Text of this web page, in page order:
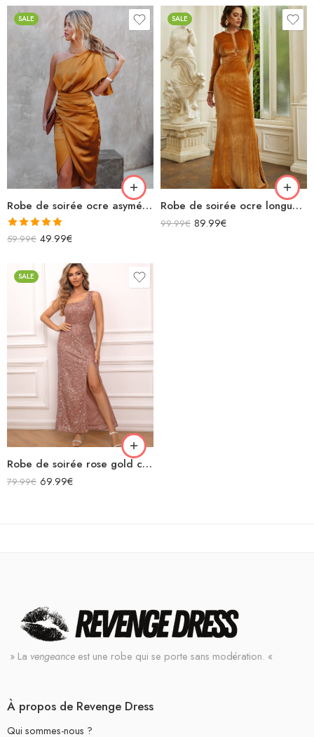
SALE
Robe de soirée ocre asymétrique en satin
Note5.00
59.99€ 49.99€
SALE
Robe de soirée ocre longue en velours manches longues
99.99€ 89.99€
SALE
Robe de soirée rose gold courte fendue asymétrique sans manches à paillettes
79.99€ 69.99€
» La vengeance est une robe qui se porte sans modération. «
À propos de Revenge Dress
Qui sommes-nous ?